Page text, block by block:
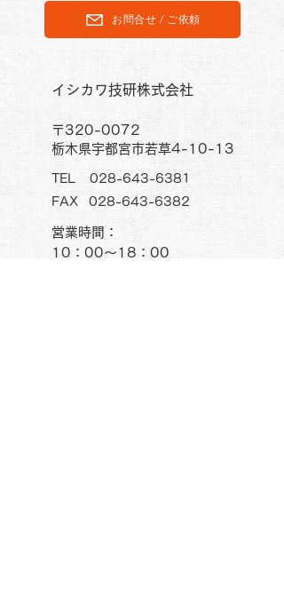
お問合せ / ご依頼
​イシカワ技研株式会社
〒320-0072
栃木県宇都宮市若草4-10-13
TEL 028-643-6381
FAX028-643-6382
営業時間：
10：00～18：00